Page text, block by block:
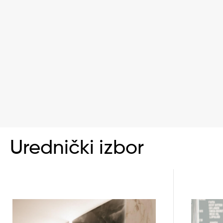
Urednički izbor